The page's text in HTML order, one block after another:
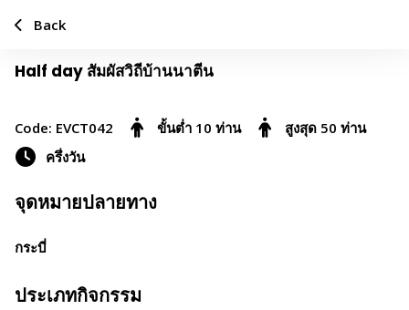
Half day สัมผัสวิถีบ้านนาตีน
Code: EVCT042 ขั้นต่ำ 10 ท่าน
สูงสุด 50 ท่าน
ครึ่งวัน
จุดหมายปลายทาง
กระบี่
ประเภทกิจกรรม
Back